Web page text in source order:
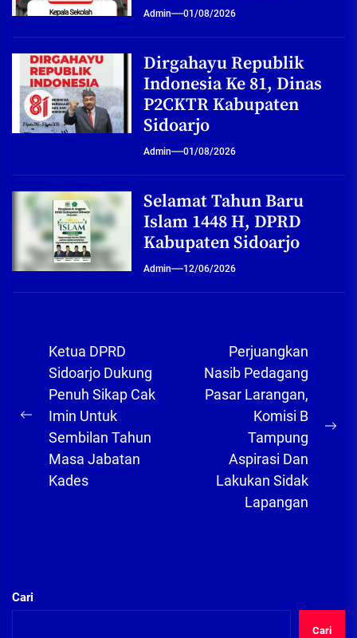
Admin 01/08/2026
Dirgahayu Republik
Indonesia Ke 81, Dinas
P2CKTR Kabupaten
Sidoarjo
Admin 01/08/2026
Selamat Tahun Baru
Islam 1448 H, DPRD
Kabupaten Sidoarjo
Admin 12/06/2026
Navigasi
pos
Previous
post:
Ketua DPRD
Sidoarjo Dukung
Penuh Sikap Cak
Imin Untuk
Sembilan Tahun
Masa Jabatan
Kades
Perjuangkan
Nasib Pedagang
Pasar Larangan,
Komisi B
Tampung
Aspirasi Dan
Lakukan Sidak
Lapangan
Cari
Cari